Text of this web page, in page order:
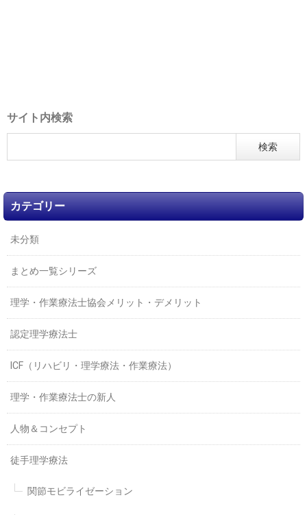
サイト内検索
カテゴリー
未分類
まとめ一覧シリーズ
理学・作業療法士協会メリット・デメリット
認定理学療法士
ICF（リハビリ・理学療法・作業療法）
理学・作業療法士の新人
人物＆コンセプト
徒手理学療法
関節モビライゼーション